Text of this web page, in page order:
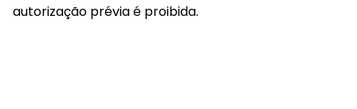
autorização prévia é proibida.